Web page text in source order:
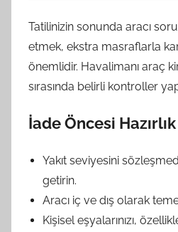
Tatilinizin sonunda aracı
etmek, ekstra masraflarla
önemlidir. Havalimanı araç
sırasında belirli kontroller
İade Öncesi Hazırlık
Yakıt seviyesini
getirin.
Aracı iç ve dış olarak
Kişisel eşyalarınızı,